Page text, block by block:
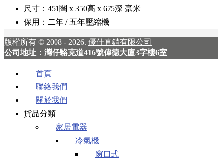
尺寸：451闊 x 350高 x 675深 毫米
保用：二年 / 五年壓縮機
版權所有 © 2008 - 2026. 優仕直銷有限公司
公司地址：灣仔駱克道416號偉德大廈3字樓6室
首頁
聯絡我們
關於我們
貨品分類
家居電器
冷氣機
窗口式